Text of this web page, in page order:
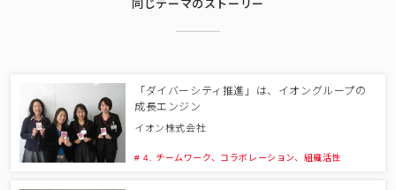
同じテーマのストーリー
「ダイバーシティ推進」は、イオングループの
成長エンジン
イオン株式会社
# 4. チームワーク、コラボレーション、組織活性